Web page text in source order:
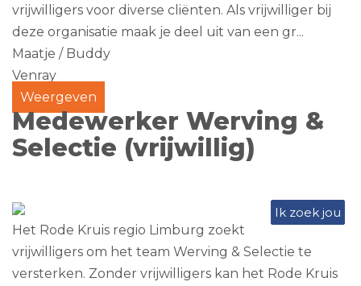
vrijwilligers voor diverse cliënten. Als vrijwilliger bij
deze organisatie maak je deel uit van een gr...
Maatje / Buddy
Venray
Weergeven
Medewerker Werving &
Selectie (vrijwillig)
Ik zoek jou
Het Rode Kruis regio Limburg zoekt
vrijwilligers om het team Werving & Selectie te
versterken. Zonder vrijwilligers kan het Rode Kruis